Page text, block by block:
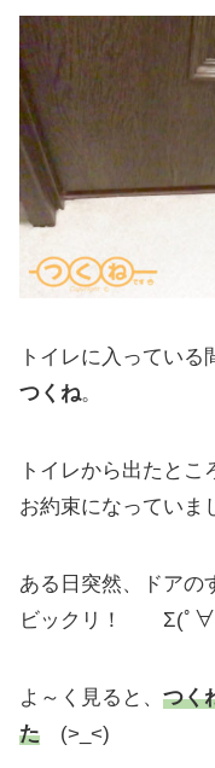
トイレに入ってい
つくね。
トイレから出たと
お約束になっていま
ある日突然、ドアの
ビックリ！ Σ(ﾟ∀
よ～く見ると、 つく
た (>_<)